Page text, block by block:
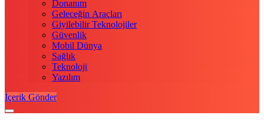
Donanım
Geleceğin Araçları
Giyilebilir Teknolojiler
Güvenlik
Mobil Dünya
Sağlık
Teknoloji
Yazılım
İçerik Gönder